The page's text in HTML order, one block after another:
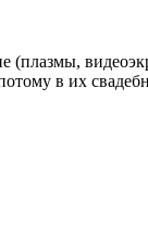
(плазмы,
в их